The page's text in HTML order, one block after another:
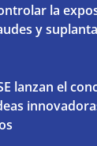
la
y
lanzan el